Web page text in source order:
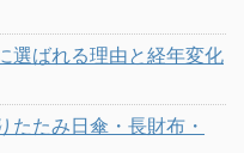
選ばれる理由と経年変化
たたみ日傘・長財布・